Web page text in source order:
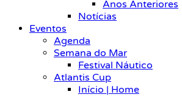
Anos Anteriores
Notícias
Eventos
Agenda
Semana do Mar
Festival Náutico
Atlantis Cup
Início | Home